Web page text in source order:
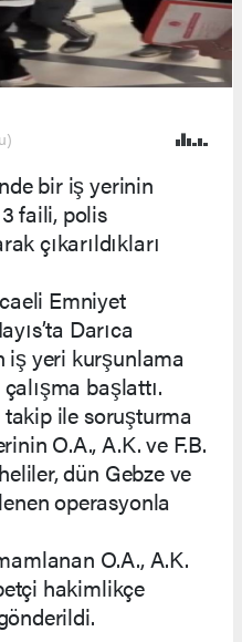
bir iş yerinin
faili, polis
çıkarıldıkları
Emniyet
Darıca
iş yeri kurşunlama
başlattı.
ile soruşturma
O.A., A.K. ve F.B.
dün Gebze ve
operasyonla
O.A., A.K.
hakimlikçe